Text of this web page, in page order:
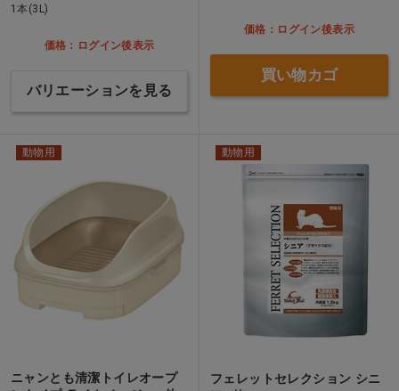
1本(3L)
価格：ログイン後表示
バリエーションを見る
価格：ログイン後表示
買い物カゴ
動物用
ニャンとも清潔トイレオープ
動物用
フェレットセレクション シニ